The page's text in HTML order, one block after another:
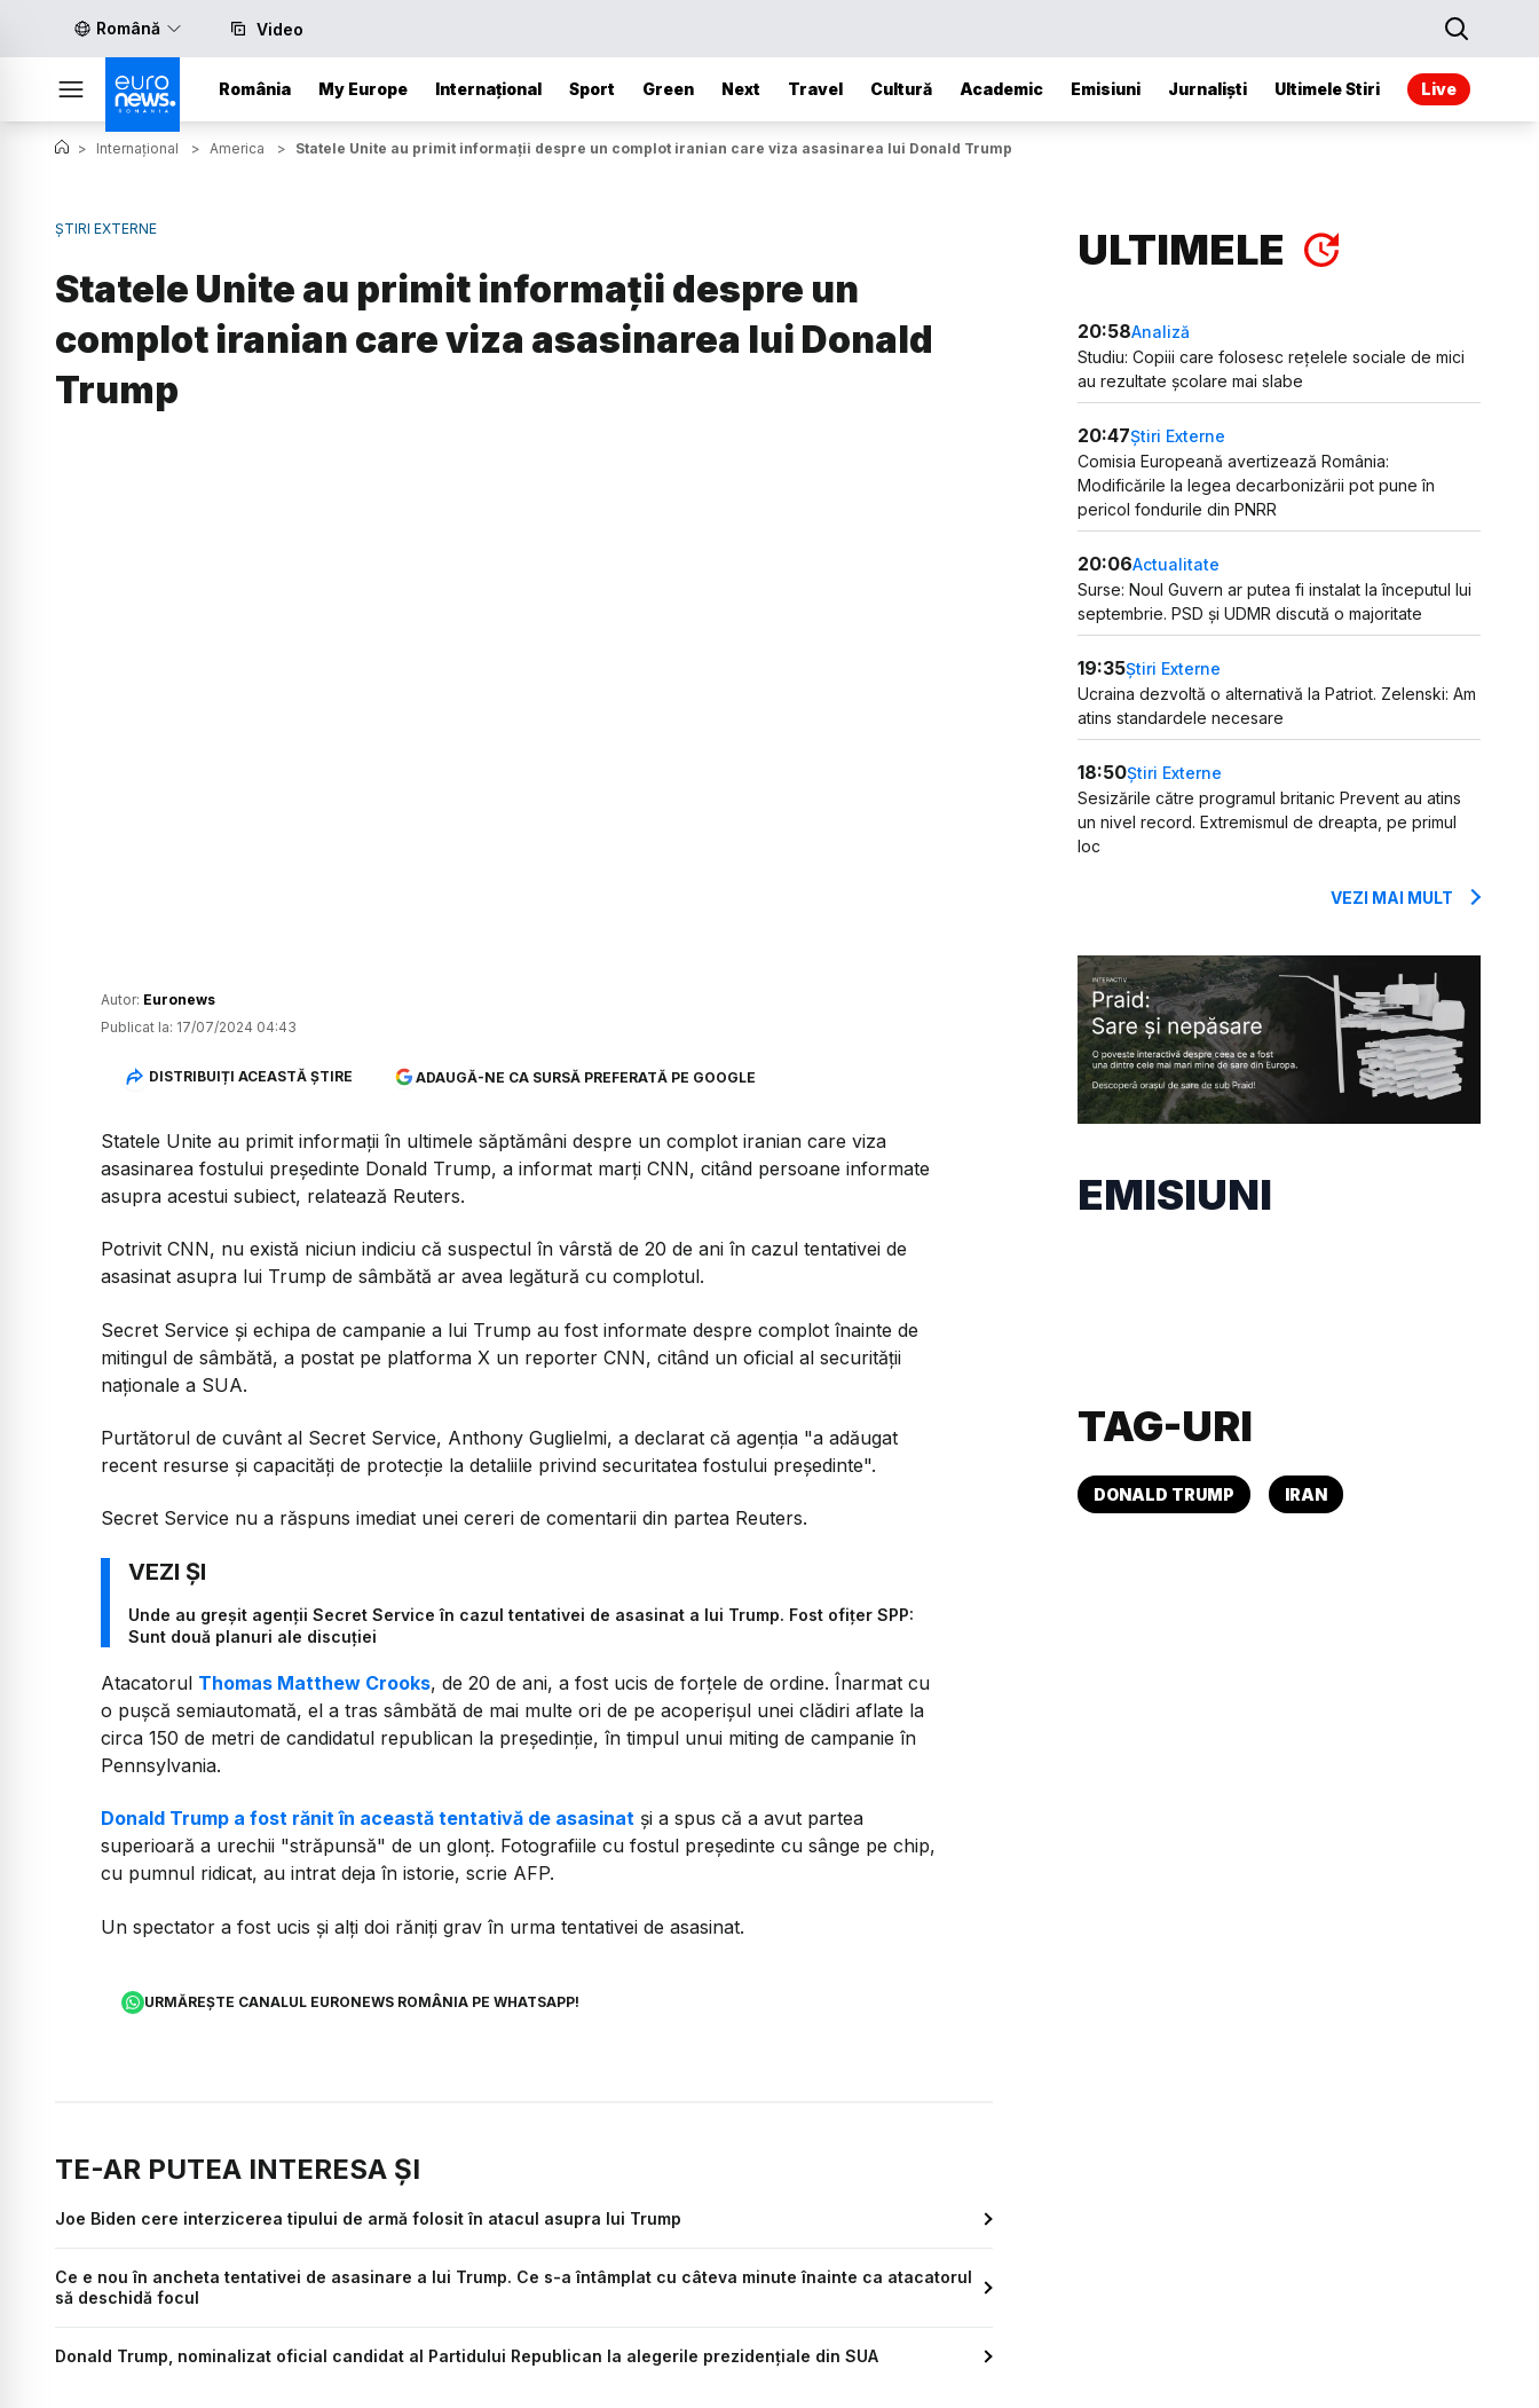
Română Video
România My Europe Internațional Sport Green Next Travel Cultură Academic Emisiuni Jurnaliști Ultimele Stiri Live
> Internațional > America > Statele Unite au primit informaţii despre un complot iranian care viza asasinarea lui Donald Trump
ȘTIRI EXTERNE
Statele Unite au primit informaţii despre un
complot iranian care viza asasinarea lui Donald
Trump
Autor: Euronews
Publicat la: 17/07/2024 04:43
DISTRIBUIȚI ACEASTĂ ȘTIRE ADAUGĂ-NE CA SURSĂ PREFERATĂ PE GOOGLE
Statele Unite au primit informaţii în ultimele săptămâni despre un complot iranian care viza
asasinarea fostului preşedinte Donald Trump, a informat marţi CNN, citând persoane informate
asupra acestui subiect, relatează Reuters.
Potrivit CNN, nu există niciun indiciu că suspectul în vârstă de 20 de ani în cazul tentativei de
asasinat asupra lui Trump de sâmbătă ar avea legătură cu complotul.
Secret Service şi echipa de campanie a lui Trump au fost informate despre complot înainte de
mitingul de sâmbătă, a postat pe platforma X un reporter CNN, citând un oficial al securităţii
naţionale a SUA.
Purtătorul de cuvânt al Secret Service, Anthony Guglielmi, a declarat că agenţia "a adăugat
recent resurse şi capacităţi de protecţie la detaliile privind securitatea fostului preşedinte".
Secret Service nu a răspuns imediat unei cereri de comentarii din partea Reuters.
Unde au greșit agenții Secret Service în cazul tentativei de asasinat a lui Trump. Fost ofițer SPP:
Sunt două planuri ale discuției
Atacatorul Thomas Matthew Crooks, de 20 de ani, a fost ucis de forţele de ordine. Înarmat cu
o puşcă semiautomată, el a tras sâmbătă de mai multe ori de pe acoperişul unei clădiri aflate la
circa 150 de metri de candidatul republican la preşedinţie, în timpul unui miting de campanie în
Pennsylvania.
Donald Trump a fost rănit în această tentativă de asasinat şi a spus că a avut partea
superioară a urechii "străpunsă" de un glonţ. Fotografiile cu fostul preşedinte cu sânge pe chip,
cu pumnul ridicat, au intrat deja în istorie, scrie AFP.
Un spectator a fost ucis şi alţi doi răniţi grav în urma tentativei de asasinat.
URMĂREȘTE CANALUL EURONEWS ROMÂNIA PE WHATSAPP!
TE-AR PUTEA INTERESA ȘI
Joe Biden cere interzicerea tipului de armă folosit în atacul asupra lui Trump
Ce e nou în ancheta tentativei de asasinare a lui Trump. Ce s-a întâmplat cu câteva minute înainte ca atacatorul
să deschidă focul
Donald Trump, nominalizat oficial candidat al Partidului Republican la alegerile prezidențiale din SUA
ULTIMELE
20:58Analiză
Studiu: Copiii care folosesc rețelele sociale de mici
au rezultate școlare mai slabe
20:47Știri Externe
Comisia Europeană avertizează România:
Modificările la legea decarbonizării pot pune în
pericol fondurile din PNRR
20:06Actualitate
Surse: Noul Guvern ar putea fi instalat la începutul lui
septembrie. PSD și UDMR discută o majoritate
19:35Știri Externe
Ucraina dezvoltă o alternativă la Patriot. Zelenski: Am
atins standardele necesare
18:50Știri Externe
Sesizările către programul britanic Prevent au atins
un nivel record. Extremismul de dreapta, pe primul
loc
VEZI MAI MULT
EMISIUNI
TAG-URI
DONALD TRUMP IRAN